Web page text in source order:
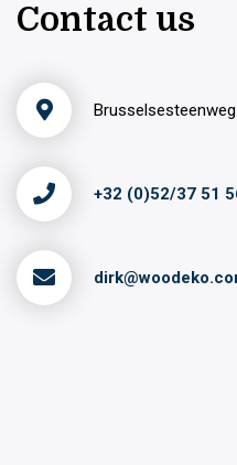
Contact us
+32 (0)52/37 51